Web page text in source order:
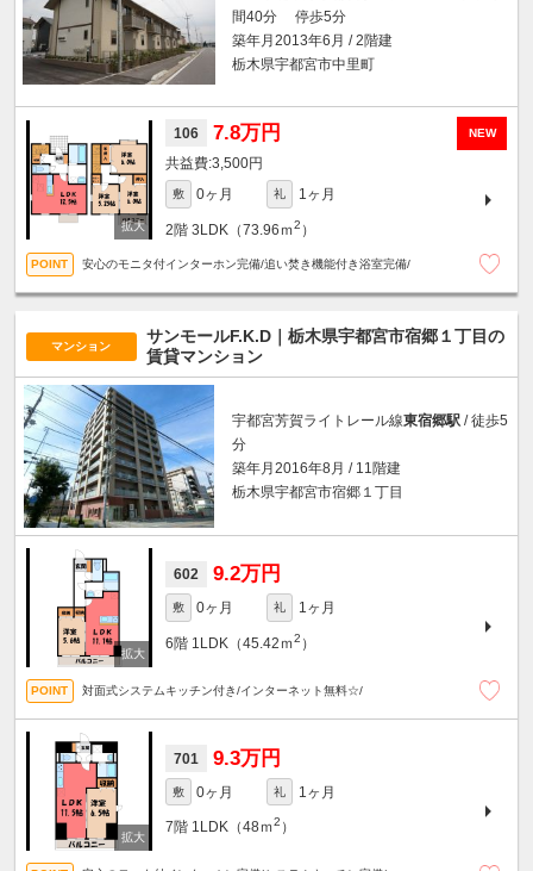
間40分 停歩5分
築年月2013年6月 / 2階建
栃木県宇都宮市中里町
NEW
106 7.8万円
3,500円
敷 0ヶ月 礼 1ヶ月
2階 3LDK（73.96ｍ2 ）
安心のモニタ付インターホン完備/追い焚き機能付き浴室完備/
マンション
サンモールF.K.D｜栃木県宇都宮市宿郷１丁目の
賃貸マンション
宇都宮芳賀ライトレール線東宿郷駅 / 徒歩5
分
築年月2016年8月 / 11階建
栃木県宇都宮市宿郷１丁目
602 9.2万円
敷 0ヶ月 礼 1ヶ月
6階 1LDK（45.42ｍ2 ）
対面式システムキッチン付き/インターネット無料☆/
701 9.3万円
敷 0ヶ月 礼 1ヶ月
7階 1LDK（48ｍ2 ）